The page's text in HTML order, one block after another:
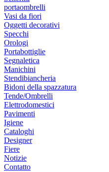
portaombrelli
Vasi da fiori
Oggetti decorativi
Specchi
Orologi
Portabottiglie
Segnaletica
Manichini
Stendibiancheria
Bidoni della spazzatura
Tende/Ombrelli
Elettrodomestici
Pavimenti
Igiene
Cataloghi
Designer
Fiere
Notizie
Contatto